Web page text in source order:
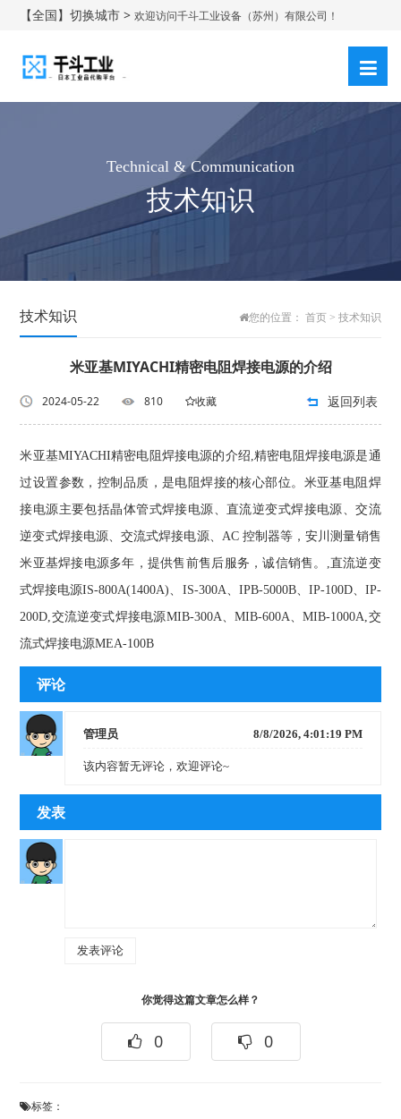
【全国】切换城市 >欢迎访问千斗工业设备（苏州）有限公司！
|注册
Technical & Communication
技术知识
技术知识 您的位置： 首页> 技术知识
米亚基MIYACHI精密电阻焊接电源的介绍
2024-05-22 810 收藏 返回列表
米亚基MIYACHI精密电阻焊接电源的介绍,精密电阻焊接电源是通
过设置参数，控制品质，是电阻焊接的核心部位。米亚基电阻焊
接电源主要包括晶体管式焊接电源、直流逆变式焊接电源、交流
逆变式焊接电源、交流式焊接电源、AC 控制器等，安川测量销售
米亚基焊接电源多年，提供售前售后服务，诚信销售。,直流逆变
式焊接电源IS-800A(1400A)、IS-300A、IPB-5000B、IP-100D、IP-
200D,交流逆变式焊接电源MIB-300A、MIB-600A、MIB-1000A,交
流式焊接电源MEA-100B
评论
8/8/2026, 4:01:19 PM
管理员
该内容暂无评论，欢迎评论~
发表
你觉得这篇文章怎么样？
0 0
标签：